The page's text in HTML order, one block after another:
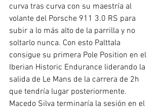
curva tras curva con su maestría al
volante del Porsche 911 3.0 RS para
subir a lo más alto de la parrilla y no
soltarlo nunca. Con esto Palttala
consigue su primera Pole Position en el
Iberian Historic Endurance liderando la
salida de Le Mans de la carrera de 2h
que tendría lugar posteriormente.
Macedo Silva terminaría la sesión en el